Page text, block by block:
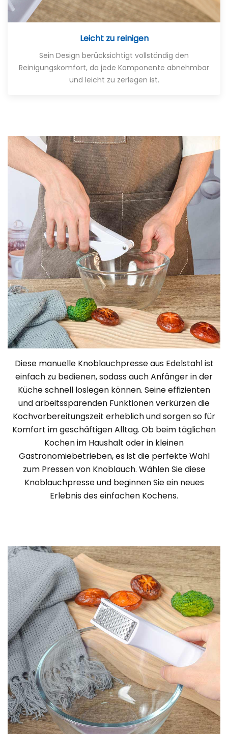
Leicht zu reinigen
Sein Design berücksichtigt vollständig den
Reinigungskomfort, da jede Komponente abnehmbar
und leicht zu zerlegen ist.
Diese manuelle Knoblauchpresse aus Edelstahl ist
einfach zu bedienen, sodass auch Anfänger in der
Küche schnell loslegen können. Seine effizienten
und arbeitssparenden Funktionen verkürzen die
Kochvorbereitungszeit erheblich und sorgen so für
Komfort im geschäftigen Alltag. Ob beim täglichen
Kochen im Haushalt oder in kleinen
Gastronomiebetrieben, es ist die perfekte Wahl
zum Pressen von Knoblauch. Wählen Sie diese
Knoblauchpresse und beginnen Sie ein neues
Erlebnis des einfachen Kochens.